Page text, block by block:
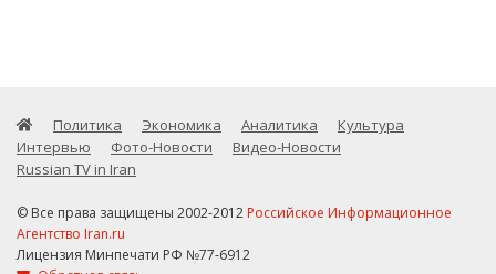
Политика Экономика Аналитика
Культура
Интервью
Фото-Новости
Видео-Новости
Russian TV in Iran
© Все права защищены 2002-2012 Российское Информационное
Агентство Iran.ru
Лицензия Минпечати РФ №77-6912